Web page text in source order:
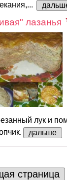
лазанья
лук и
дальше
страница